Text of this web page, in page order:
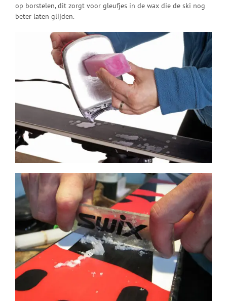
op borstelen, dit zorgt voor gleufjes in de wax die de ski nog
beter laten glijden.